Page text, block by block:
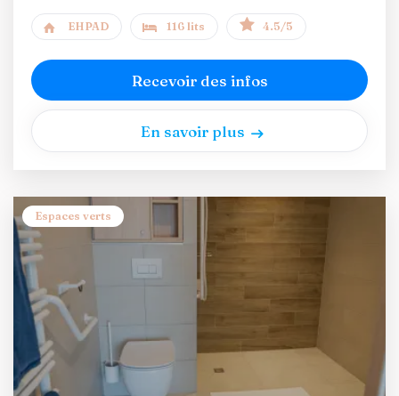
EHPAD 116 lits 4.5/5
Recevoir des infos
En savoir plus
Espaces verts